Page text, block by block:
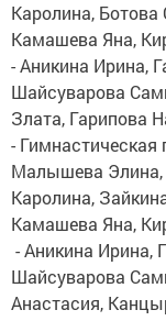
Каролина,
Камашева Яна,
​​​​​​- Аникина Ирина,
Шайсуварова
Злата, Гарипова
-
Малышева Элина,
Каролина,
Камашева Яна,
- Аникина Ирина,
Шайсуварова
Анастасия,